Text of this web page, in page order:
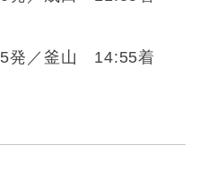
／釜山 14:55着